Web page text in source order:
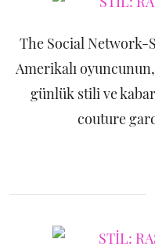
The Social Network-
Amerikalı
günlük stili ve
couture